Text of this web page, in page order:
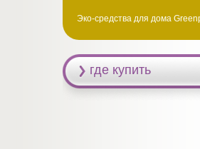
Эко-средства для дома
где купить